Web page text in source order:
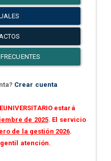
Crear cuenta
estará
de 2025. El servicio
de la gestión 2026.
atención.